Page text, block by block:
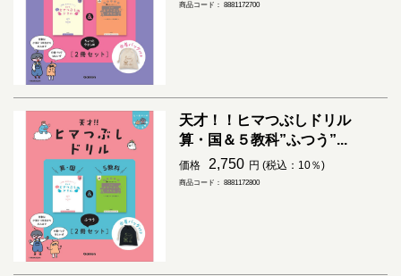
商品コード： 8881172700
天才！！ヒマつぶしドリル
算・国＆５教科”ふつう”...
価格 2,750 円 (税込：10％)
商品コード： 8881172800